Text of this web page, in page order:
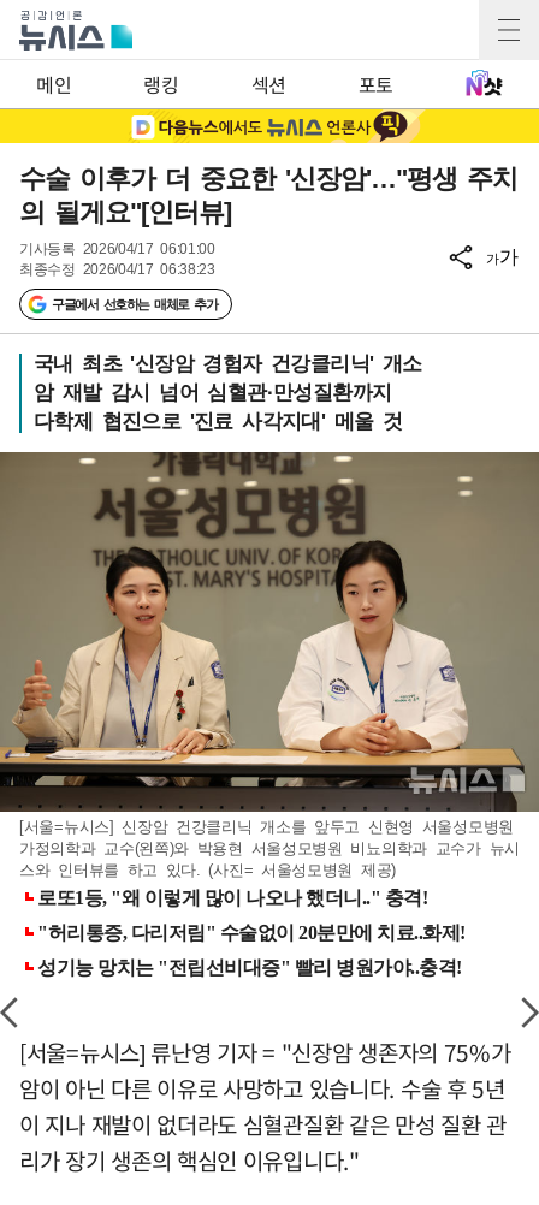
메인 랭킹 섹션 포토
수술 이후가 더 중요한 '신장암'…"평생 주치
의 될게요"[인터뷰]
기사등록 2026/04/17 06:01:00
최종수정 2026/04/17 06:38:23
구글에서 선호하는 매체로 추가
가가
국내 최초 '신장암 경험자 건강클리닉' 개소
암 재발 감시 넘어 심혈관·만성질환까지
다학제 협진으로 '진료 사각지대' 메울 것
[서울=뉴시스] 신장암 건강클리닉 개소를 앞두고 신현영 서울성모병원
가정의학과 교수(왼쪽)와 박용현 서울성모병원 비뇨의학과 교수가 뉴시
스와 인터뷰를 하고 있다. (사진= 서울성모병원 제공)
[서울=뉴시스] 류난영 기자 = "신장암 생존자의 75%가
암이 아닌 다른 이유로 사망하고 있습니다. 수술 후 5년
이 지나 재발이 없더라도 심혈관질환 같은 만성 질환 관
리가 장기 생존의 핵심인 이유입니다."